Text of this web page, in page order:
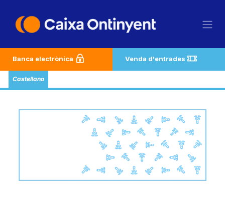
Banca electrònica Venda d'entrades
Castellano